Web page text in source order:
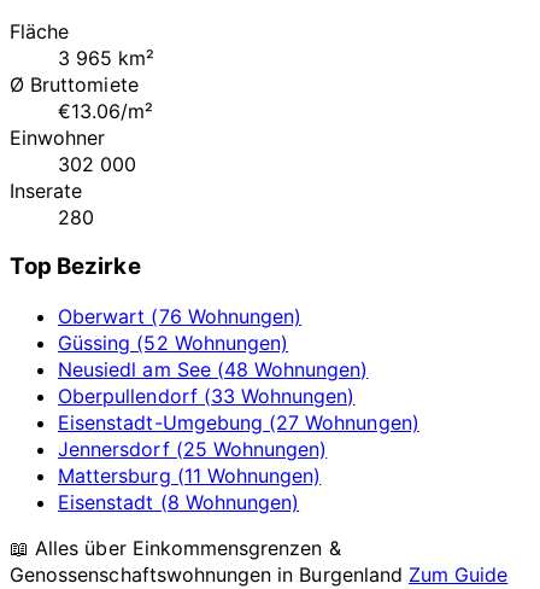
Fläche
3 965 km²
Ø Bruttomiete
€13.06/m²
Einwohner
302 000
Inserate
280
Top Bezirke
Oberwart (76 Wohnungen)
Güssing (52 Wohnungen)
Neusiedl am See (48 Wohnungen)
Oberpullendorf (33 Wohnungen)
Eisenstadt-Umgebung (27 Wohnungen)
Jennersdorf (25 Wohnungen)
Mattersburg (11 Wohnungen)
Eisenstadt (8 Wohnungen)
📖 Alles über Einkommensgrenzen &
Genossenschaftswohnungen in Burgenland Zum Guide